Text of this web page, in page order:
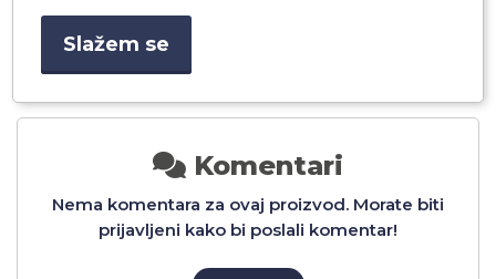
Dodaj u
Komentari
Nema komentara za ovaj proizvod. Morate biti
prijavljeni kako bi poslali komentar!
Slažem se